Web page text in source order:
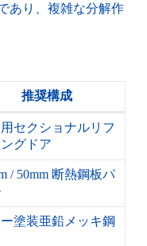
あり、複雑な分解作
推奨構成
セクショナルリフ
グドア
/ 50mm 断熱鋼板パ
塗装亜鉛メッキ鋼